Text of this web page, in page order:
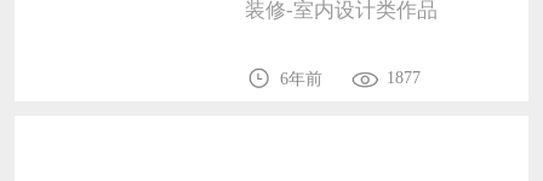
恭喜133****9020用户作品已成功备案！
装修-室内设计类作品
6年前 1877